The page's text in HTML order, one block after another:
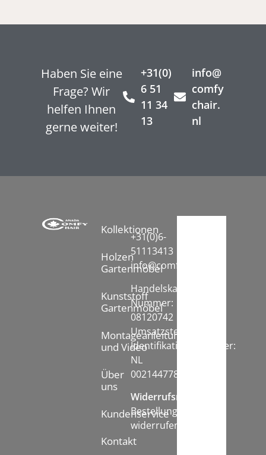
Haben Sie eine
Frage? Wir
helfen Ihnen
gerne weiter!
+31(0)
6 51
11 34
13
info@
comfy
chair.
nl
Kollektionen
Holzen
Gartenmöbel
Kunststoff
Gartenmöbel
Montageanleitung
und Video
Über
uns
Kundenservice
Kontakt
+31(0)6-
51113413
info@comfychair.nl
Handelskammer
Nummer:
08120742
Umsatzsteuer-
Identifikationsnummer:
NL
002144778B71
Widerrufsrecht:
Bestellung
widerrufen